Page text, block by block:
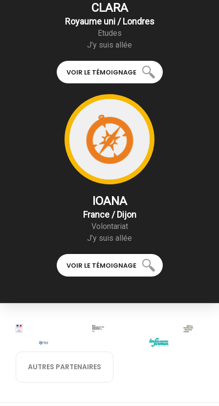
CLARA
Royaume uni / Londres
Etudes
J’y suis allée
VOIR LE TÉMOIGNAGE
IOANA
France / Dijon
Volontariat
J’y suis allée
VOIR LE TÉMOIGNAGE
AUTRES PARTENAIRES